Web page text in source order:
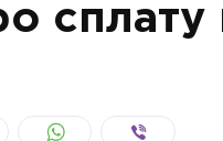
сплату